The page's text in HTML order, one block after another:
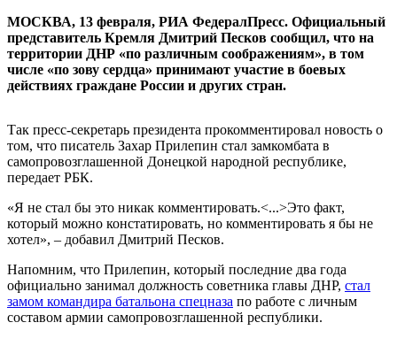
МОСКВА, 13 февраля, РИА ФедералПресс. Официальный
представитель Кремля Дмитрий Песков сообщил, что на
территории ДНР «по различным соображениям», в том
числе «по зову сердца» принимают участие в боевых
действиях граждане России и других стран.
Так пресс-секретарь президента прокомментировал новость о
том, что писатель Захар Прилепин стал замкомбата в
самопровозглашенной Донецкой народной республике,
передает РБК.
«Я не стал бы это никак комментировать.<...>Это факт,
который можно констатировать, но комментировать я бы не
хотел», – добавил Дмитрий Песков.
Напомним, что Прилепин, который последние два года
официально занимал должность советника главы ДНР, стал
замом командира батальона спецназа по работе с личным
составом армии самопровозглашенной республики.